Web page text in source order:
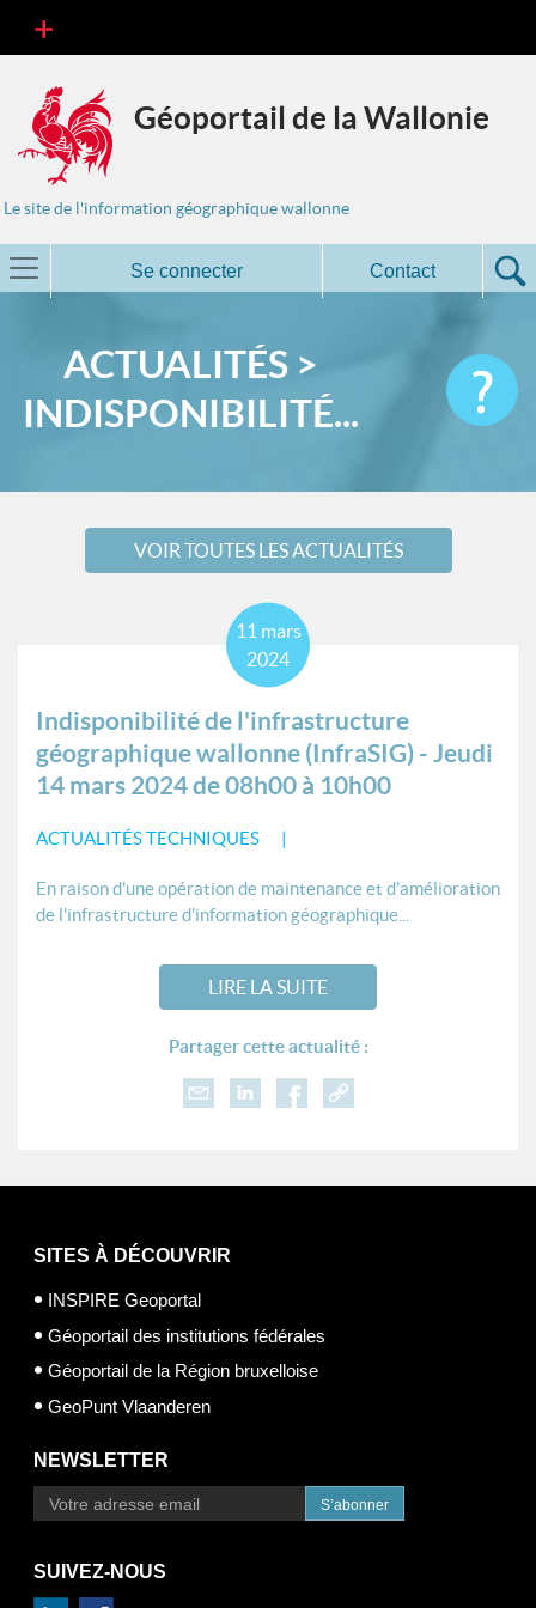
Géoportail de la Wallonie
Le site de l'information géographique wallonne
Se connecter Contact
ACTUALITÉS >
INDISPONIBILITÉ...
VOIR TOUTES LES ACTUALITÉS
Indisponibilité de l'infrastructure
géographique wallonne (InfraSIG) - Jeudi
14 mars 2024 de 08h00 à 10h00
ACTUALITÉS TECHNIQUES
11 mars
2024
En raison d'une opération de maintenance et d'amélioration
de l'infrastructure d'information géographique...
LIRE LA SUITE
Partager cette actualité :
SITES À DÉCOUVRIR
INSPIRE Geoportal
Géoportail des institutions fédérales
Géoportail de la Région bruxelloise
GeoPunt Vlaanderen
NEWSLETTER
S’abonner
SUIVEZ-NOUS